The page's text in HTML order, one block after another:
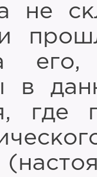
не
в
где